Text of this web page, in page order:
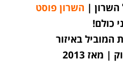
| השרון פוסט
כולם!
באיזור
מאז 2013